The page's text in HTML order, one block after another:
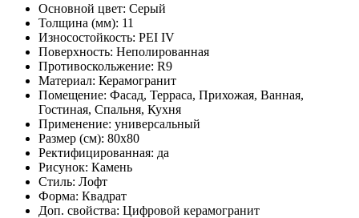
Основной цвет: Серый
Толщина (мм): 11
Износостойкость: PEI IV
Поверхность: Неполированная
Противоскольжение: R9
Материал: Керамогранит
Помещение: Фасад, Терраса, Прихожая, Ванная,
Гостиная, Спальня, Кухня
Применение: универсальный
Размер (см): 80x80
Ректифицированная: да
Рисунок: Камень
Стиль: Лофт
Форма: Квадрат
Доп. свойства: Цифровой керамогранит